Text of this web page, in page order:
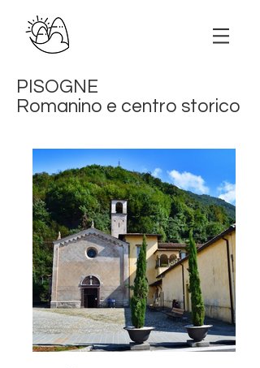
PISOGNE
Romanino e centro storico